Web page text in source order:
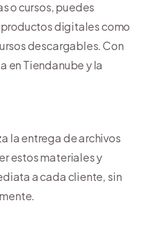
o cursos, puedes
digitales como
descargables. Con
en Tiendanube y la
la entrega de archivos
estos materiales y
a cada cliente, sin